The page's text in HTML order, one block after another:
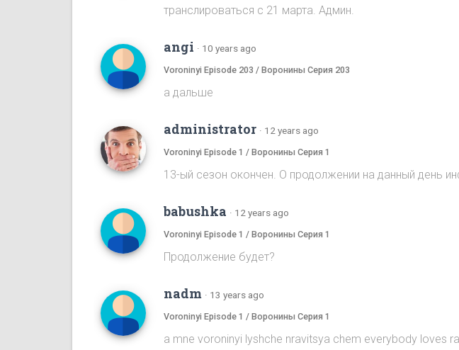
транслироваться с 21 марта. Админ.
angi · 10 years ago
Voroninyi Episode 203 / Воронины Серия 203
а дальше
administrator · 12 years ago
Voroninyi Episode 1 / Воронины Серия 1
13-ый сезон окончен. О продолжении на данный день
babushka · 12 years ago
Voroninyi Episode 1 / Воронины Серия 1
Продолжение будет?
nadm · 13 years ago
Voroninyi Episode 1 / Воронины Серия 1
a mne voroninyi lyshche nravitsya chem everybody loves